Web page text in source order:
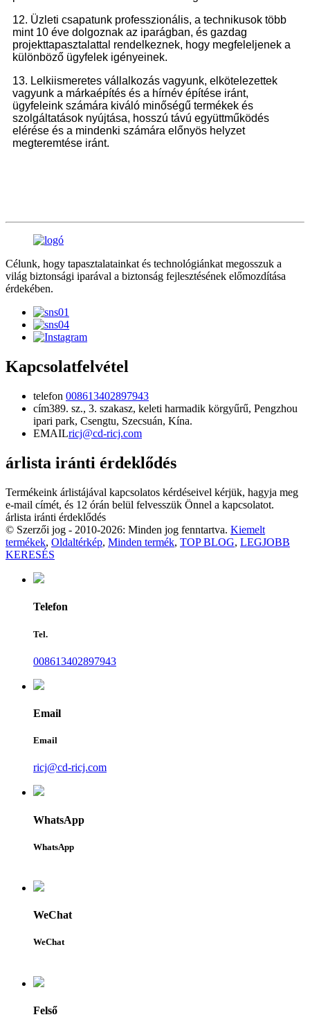
12. Üzleti csapatunk professzionális, a technikusok több
mint 10 éve dolgoznak az iparágban, és gazdag
projekttapasztalattal rendelkeznek, hogy megfeleljenek a
különböző ügyfelek igényeinek.
13. Lelkiismeretes vállalkozás vagyunk, elkötelezettek
vagyunk a márkaépítés és a hírnév építése iránt,
ügyfeleink számára kiváló minőségű termékek és
szolgáltatások nyújtása, hosszú távú együttműködés
elérése és a mindenki számára előnyös helyzet
megteremtése iránt.
Célunk, hogy tapasztalatainkat és technológiánkat megosszuk a
világ biztonsági iparával a biztonság fejlesztésének előmozdítása
érdekében.
Kapcsolatfelvétel
telefon 008613402897943
cím389. sz., 3. szakasz, keleti harmadik körgyűrű, Pengzhou
ipari park, Csengtu, Szecsuán, Kína.
EMAILricj@cd-ricj.com
árlista iránti érdeklődés
Termékeink árlistájával kapcsolatos kérdéseivel kérjük, hagyja meg
e-mail címét, és 12 órán belül felvesszük Önnel a kapcsolatot.
árlista iránti érdeklődés
© Szerzői jog - 2010-2026: Minden jog fenntartva. Kiemelt
termékek, Oldaltérkép, Minden termék, TOP BLOG, LEGJOBB
KERESÉS
Telefon
Tel.
008613402897943
Email
Email
ricj@cd-ricj.com
WhatsApp
WhatsApp
WeChat
WeChat
Felső